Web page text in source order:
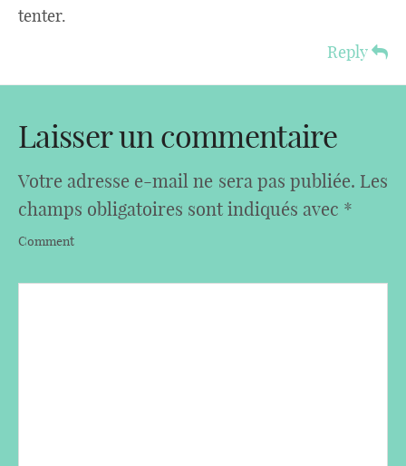
tenter.
Reply
Laisser un commentaire
Votre adresse e-mail ne sera pas publiée. Les
champs obligatoires sont indiqués avec *
Comment